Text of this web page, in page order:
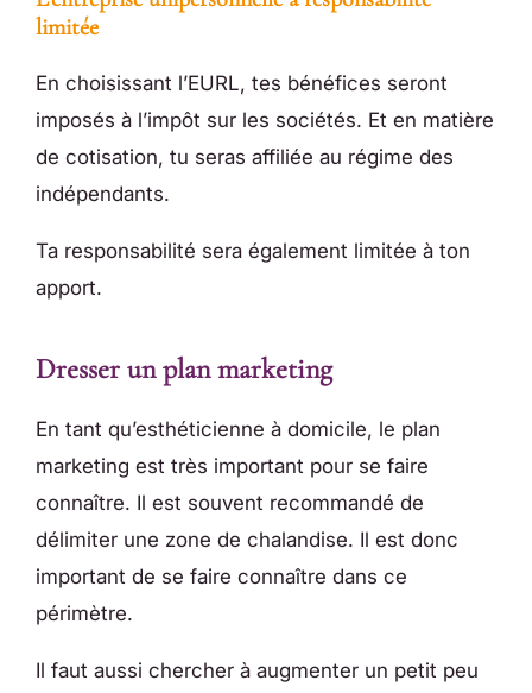
limitée
En choisissant l’EURL, tes bénéfices seront
imposés à l’impôt sur les sociétés. Et en matière
de cotisation, tu seras affiliée au régime des
indépendants.
Ta responsabilité sera également limitée à ton
apport.
Dresser un plan marketing
En tant qu’esthéticienne à domicile, le plan
marketing est très important pour se faire
connaître. Il est souvent recommandé de
délimiter une zone de chalandise. Il est donc
important de se faire connaître dans ce
périmètre.
Il faut aussi chercher à augmenter un petit peu